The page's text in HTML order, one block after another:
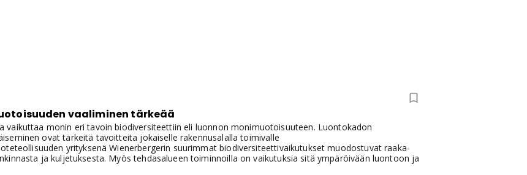
vaaliminen tärkeää
vaikuttaa monin eri tavoin biodiversiteettiin eli luonnon monimuotoisuuteen. Luontokadon
ovat tärkeitä tavoitteita jokaiselle rakennusalalla toimivalle
yrityksenä Wienerbergerin suurimmat biodiversiteettivaikutukset muodostuvat raaka-
ja kuljetuksesta. Myös tehdasalueen toiminnoilla on vaikutuksia sitä ympäröivään luontoon ja